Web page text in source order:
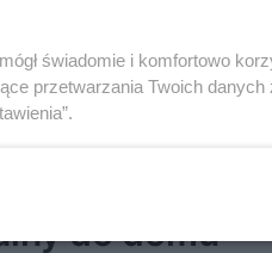
skutecznie zmniejszyć straty.
do domu
świadomie i komfortowo
przetwarzania Twoich